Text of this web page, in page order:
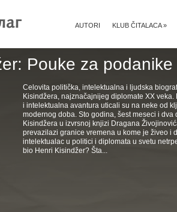
KLUB ČITALACA»
AUTORI
Pouke za
Celovita politička, intelektualna i ljudska
Kisindžera, najznačajnijeg diplomate XX
i intelektualna avantura uticali su na neke od
modernog doba. Sto godina, šest meseci i dva
Kisindžera u izvrsnoj knjizi Dragana
prevazilazi granice vremena u kome je živeo i
intelektualac u politici i diplomata u svetu
bio Henri Kisindžer? Šta...